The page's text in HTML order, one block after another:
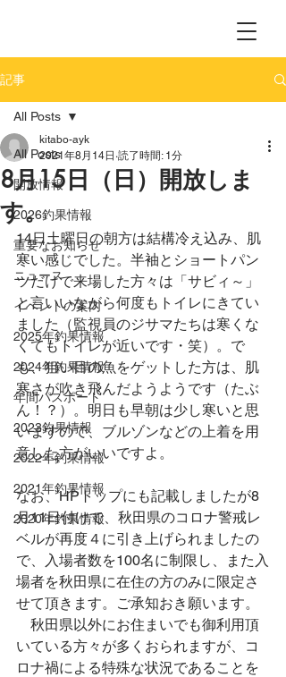
記事
All Posts
開放情報
2026釣果情報
重要なお知らせ
ニュース
イベントの案内
2025年釣果情報
2024年釣果情報
年間パスポート
2023釣果情報
2022年釣果情報
2021年釣果情報
2020年釣果情報
All Posts
8月15日（日）開放しま
す。
kitabo-ayk
2021年8月14日 読了時間: 1分
14日土曜日の朝方は結構冷え込み、肌
寒い感じでした。半袖とショートパン
ツだけで来場した方々は「サビィ～」
と言いいながら何度もトイレにきてい
ました（監視員のジサマたちは寒くな
くてもトイレが近いです・笑）。で
も、狙い目の魚をゲットした方は、肌
寒さが吹き飛んだようようです（たぶ
ん！？）。明日も早朝は少し寒いと思
いますので、ブルゾンなどの上着を用
意した方がいいですよ。
なお、HPトップにも記載しましたが8
月11日付けで、秋田県のコロナ警戒レ
ベルが再度４に引き上げられましたの
で、入場者数を100名に制限し、また入
場者を秋田県に在住の方のみに限定さ
せて頂きます。ご承知おき願います。
秋田県以外にお住まいでも御利用頂
いている方々が多くおられますが、コ
ロナ禍による特殊な状況であることを